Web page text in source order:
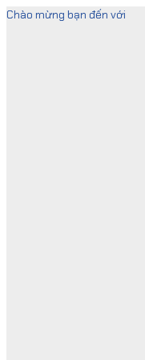
Skip
Chào mừng bạn đến với